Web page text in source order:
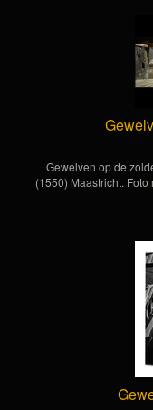
Gewelven op de
(1550) Maastricht.